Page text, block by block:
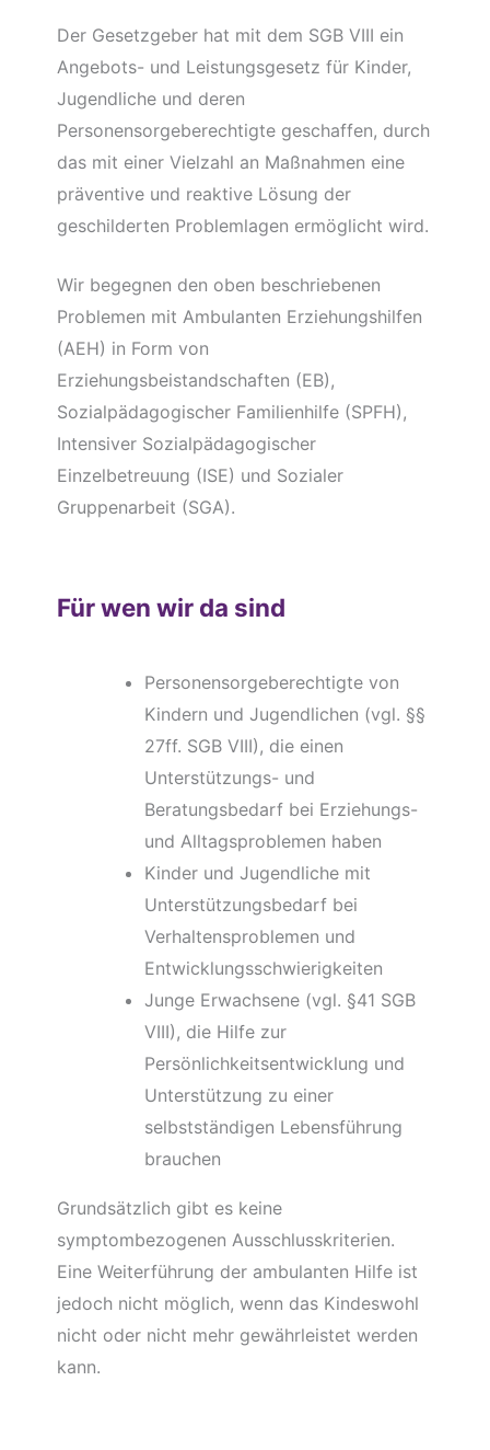
Der Gesetzgeber hat mit dem SGB VIII ein
Angebots- und Leistungsgesetz für Kinder,
Jugendliche und deren
Personensorgeberechtigte geschaffen, durch
das mit einer Vielzahl an Maßnahmen eine
präventive und reaktive Lösung der
geschilderten Problemlagen ermöglicht wird.
Wir begegnen den oben beschriebenen
Problemen mit Ambulanten Erziehungshilfen
(AEH) in Form von
Erziehungsbeistandschaften (EB),
Sozialpädagogischer Familienhilfe (SPFH),
Intensiver Sozialpädagogischer
Einzelbetreuung (ISE) und Sozialer
Gruppenarbeit (SGA).
Für wen wir da sind
Personensorgeberechtigte von
Kindern und Jugendlichen (vgl. §§
27ff. SGB VIII), die einen
Unterstützungs- und
Beratungsbedarf bei Erziehungs-
und Alltagsproblemen haben
Kinder und Jugendliche mit
Unterstützungsbedarf bei
Verhaltensproblemen und
Entwicklungsschwierigkeiten
Junge Erwachsene (vgl. §41 SGB
VIII), die Hilfe zur
Persönlichkeitsentwicklung und
Unterstützung zu einer
selbstständigen Lebensführung
brauchen
Grundsätzlich gibt es keine
symptombezogenen Ausschlusskriterien.
Eine Weiterführung der ambulanten Hilfe ist
jedoch nicht möglich, wenn das Kindeswohl
nicht oder nicht mehr gewährleistet werden
kann.